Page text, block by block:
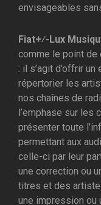
envisageables
Fiat+⁄-Lux
comme le point
: il s’agit d’offrir
répertorier les
nos chaînes de
l’emphase sur les
présenter toute
permettant aux
celle-ci par leur
une correction ou
titres et des
une impression ou